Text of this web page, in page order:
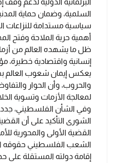
البرلمانية الدولية لدعم وقف
السلمية، وضمان حماية
سياسية مستدامة للنزاعات
أهمية حرية الملاحة وفتح
ظل ما يشهده العالم من
إنسانية واقتصادية خطيرة،
يعكس إيمان شعوب العالم
والحروب، وأن الحوار
لمعالجة الأزمات وتسوية
وفي الشأن الفلسطيني،
الشورى التأكيد على أن
القضية الأولى والمحورية
الشعب الفلسطيني حقوقه